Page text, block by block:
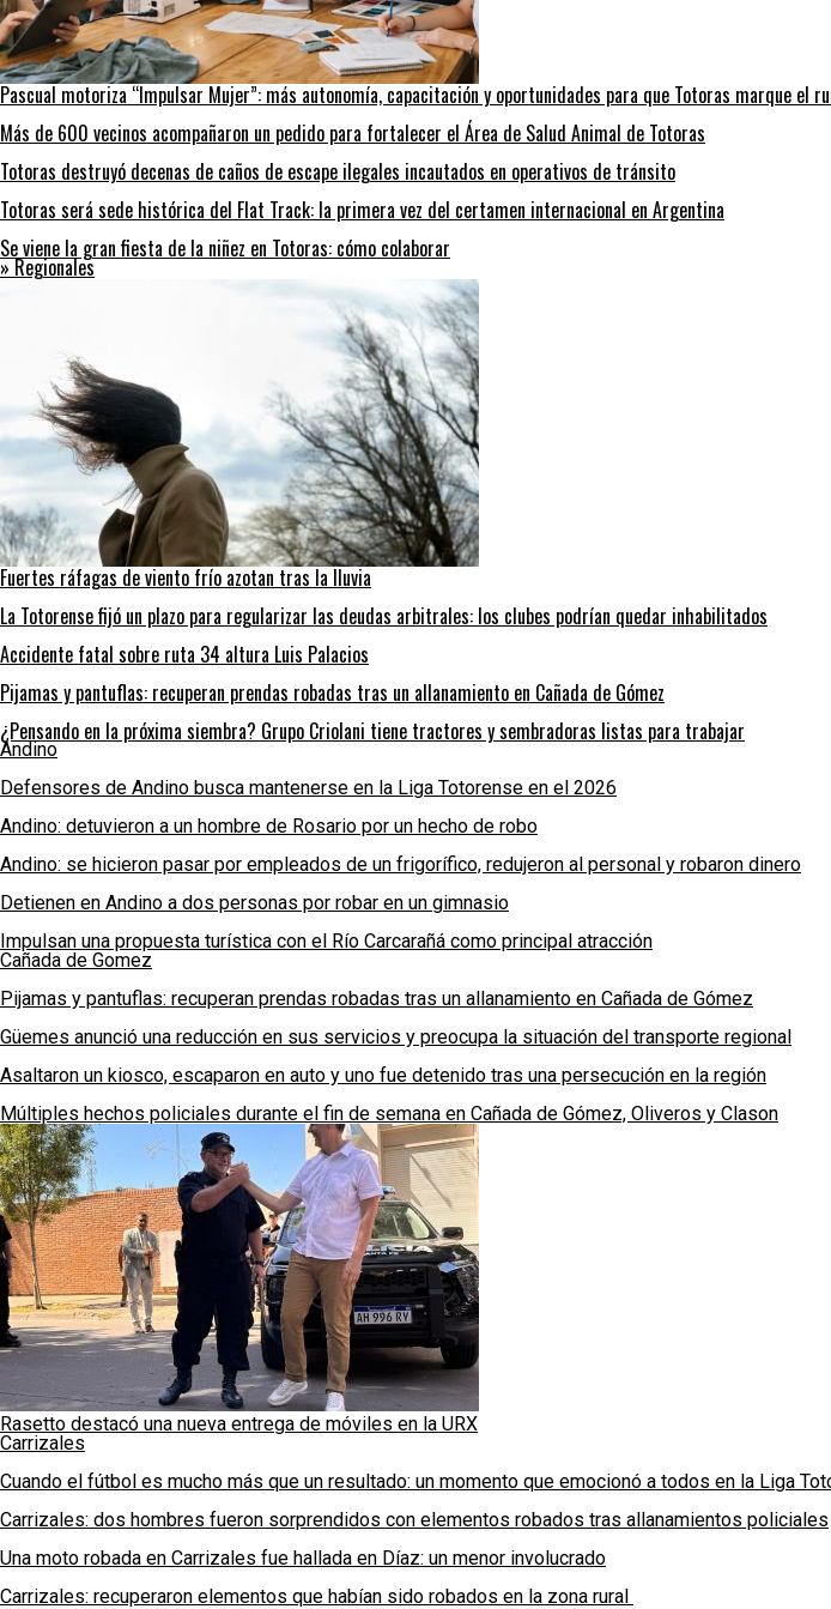
Pascual motoriza “Impulsar Mujer”: más autonomía, capacitación y oportunidades para que Totoras marque el
Más de 600 vecinos acompañaron un pedido para fortalecer el Área de Salud Animal de Totoras
Totoras destruyó decenas de caños de escape ilegales incautados en operativos de tránsito
Totoras será sede histórica del Flat Track: la primera vez del certamen internacional en Argentina
Se viene la gran fiesta de la niñez en Totoras: cómo colaborar
» Regionales
Fuertes ráfagas de viento frío azotan tras la lluvia
La Totorense fijó un plazo para regularizar las deudas arbitrales: los clubes podrían quedar inhabilitados
Accidente fatal sobre ruta 34 altura Luis Palacios
Pijamas y pantuflas: recuperan prendas robadas tras un allanamiento en Cañada de Gómez
¿Pensando en la próxima siembra? Grupo Criolani tiene tractores y sembradoras listas para trabajar
Andino
Defensores de Andino busca mantenerse en la Liga Totorense en el 2026
Andino: detuvieron a un hombre de Rosario por un hecho de robo
Andino: se hicieron pasar por empleados de un frigorífico, redujeron al personal y robaron dinero
Detienen en Andino a dos personas por robar en un gimnasio
Impulsan una propuesta turística con el Río Carcarañá como principal atracción
Cañada de Gomez
Pijamas y pantuflas: recuperan prendas robadas tras un allanamiento en Cañada de Gómez
Güemes anunció una reducción en sus servicios y preocupa la situación del transporte regional
Asaltaron un kiosco, escaparon en auto y uno fue detenido tras una persecución en la región
Múltiples hechos policiales durante el fin de semana en Cañada de Gómez, Oliveros y Clason
Rasetto destacó una nueva entrega de móviles en la URX
Carrizales
Cuando el fútbol es mucho más que un resultado: un momento que emocionó a todos en la Liga
Carrizales: dos hombres fueron sorprendidos con elementos robados tras allanamientos policiales
Una moto robada en Carrizales fue hallada en Díaz: un menor involucrado
Carrizales: recuperaron elementos que habían sido robados en la zona rural